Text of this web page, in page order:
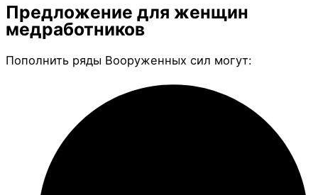
Предложение для женщин
медработников
Пополнить ряды Вооруженных сил могут: